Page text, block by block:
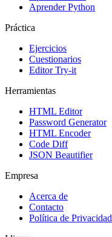
Aprender Python
Práctica
Ejercicios
Cuestionarios
Editor Try-it
Herramientas
HTML Editor
Password Generator
HTML Encoder
Code Diff
JSON Beautifier
Empresa
Acerca de
Contacto
Política de Privacidad